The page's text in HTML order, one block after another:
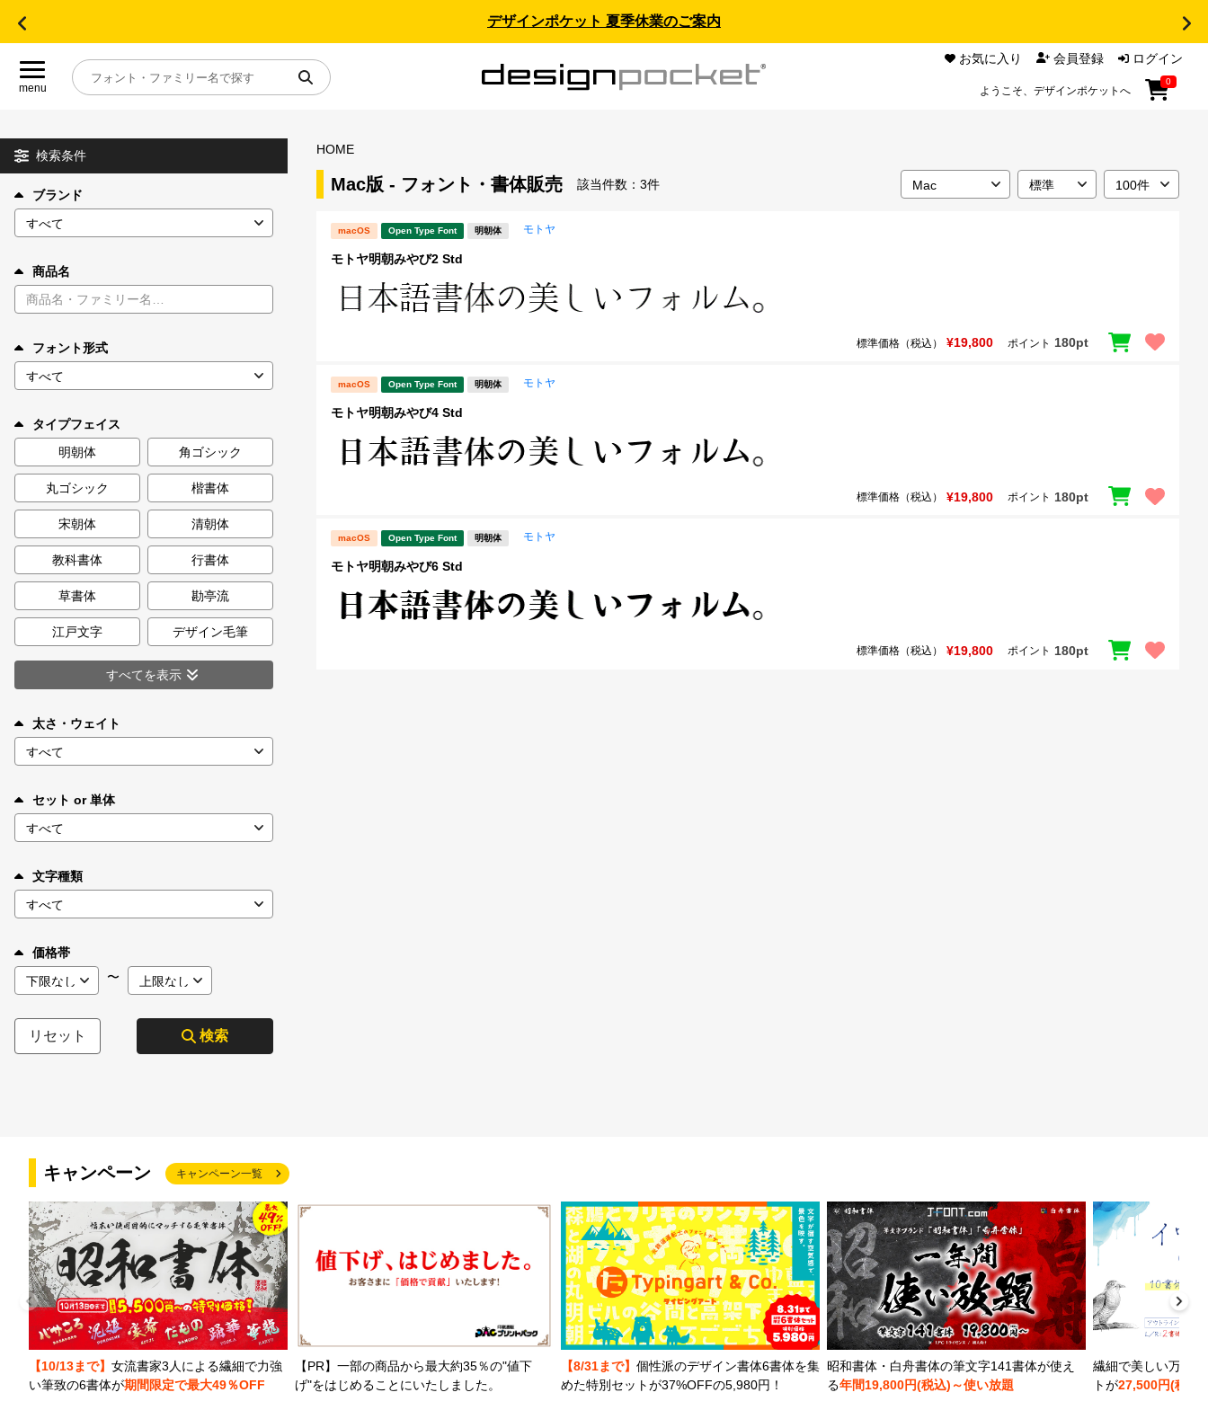
デザインポケット 夏季休業のご案内
menu
お気に入り 会員登録 ログイン
ようこそ、デザインポケットへ
0
目的別フォントガイド
特集
年間ライセンス商品
キャンペーン一覧
カート 0
マイページ
お気に入り
ご利用ガイド
お問い合わせ
検索条件
ブランド
商品名
フォント形式
タイプフェイス
明朝体
角ゴシック
丸ゴシック 楷書体
宋朝体 清朝体
教科書体 行書体
草書体 勘亭流
江戸文字 デザイン毛筆
すべてを表示
太さ・ウェイト
セット or 単体
文字種類
価格帯
〜
リセット 検索
HOME
Mac版 - フォント・書体販売 該当件数： 3件
macOS Open Type Font 明朝体 モトヤ
モトヤ明朝みやび2 Std
標準価格（税込） ¥19,800 ポイント 180pt
macOS Open Type Font 明朝体 モトヤ
モトヤ明朝みやび4 Std
標準価格（税込） ¥19,800 ポイント 180pt
macOS Open Type Font 明朝体 モトヤ
モトヤ明朝みやび6 Std
標準価格（税込） ¥19,800 ポイント 180pt
キャンペーン キャンペーン一覧
【10/13まで】 女流書家3人による繊細で力強
い筆致の6書体が期間限定で最大49％OFF
【PR】一部の商品から最大約35％の"値下
げ"をはじめることにいたしました。
【8/31まで】 個性派のデザイン書体6書体を集
めた特別セットが37%OFFの5,980円！
昭和書体・白舟書体の筆文字141書体が使え
る年間19,800円(税込)～使い放題
繊細で美しい万年
トが27,500円(税込)